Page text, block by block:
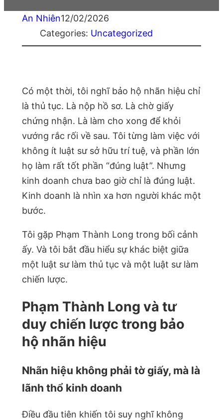
An Nhiên12/02/2026
Categories: Uncategorized
Có một thời, tôi nghĩ bảo hộ nhãn hiệu chỉ
là thủ tục. Là nộp hồ sơ. Là chờ giấy
chứng nhận. Là làm cho xong để khỏi
vướng rắc rối về sau. Tôi từng làm việc với
không ít luật sư sở hữu trí tuệ, và phần lớn
họ làm rất tốt phần “đúng luật”. Nhưng
kinh doanh chưa bao giờ chỉ là đúng luật.
Kinh doanh là nhìn xa hơn người khác một
bước.
Tôi gặp Phạm Thành Long trong bối cảnh
ấy. Và tôi bắt đầu hiểu sự khác biệt giữa
một luật sư làm thủ tục và một luật sư làm
chiến lược.
Phạm Thành Long và tư
duy chiến lược trong bảo
hộ nhãn hiệu
Nhãn hiệu không phải tờ giấy, mà là
lãnh thổ kinh doanh
Điều đầu tiên khiến tôi suy nghĩ không